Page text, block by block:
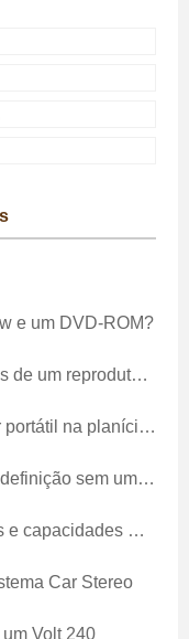
e um DVD-ROM?
Blu-ray para PC?
na planície?
reprodutor de blu ray?
do DVD-RAM?
Car Stereo
Volt 240